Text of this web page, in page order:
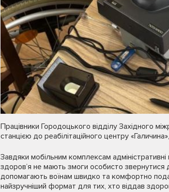
Працівники Городоцького відділу Західного
станцією до реабілітаційного центру
Завдяки мобільним комплексам
здоров’я не мають змоги особисто звернутися
допомагають воїнам швидко та комфортно
найзручніший формат для тих, хто віддав